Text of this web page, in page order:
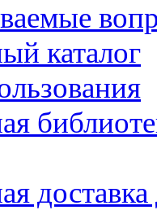
каталог